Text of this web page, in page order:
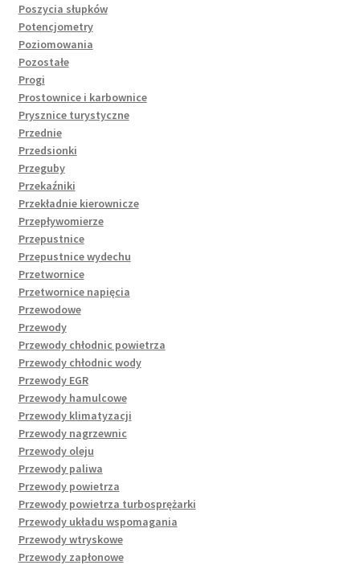
Poszycia słupków
Potencjometry
Poziomowania
Pozostałe
Progi
Prostownice i karbownice
Prysznice turystyczne
Przednie
Przedsionki
Przeguby
Przekaźniki
Przekładnie kierownicze
Przepływomierze
Przepustnice
Przepustnice wydechu
Przetwornice
Przetwornice napięcia
Przewodowe
Przewody
Przewody chłodnic powietrza
Przewody chłodnic wody
Przewody EGR
Przewody hamulcowe
Przewody klimatyzacji
Przewody nagrzewnic
Przewody oleju
Przewody paliwa
Przewody powietrza
Przewody powietrza turbosprężarki
Przewody układu wspomagania
Przewody wtryskowe
Przewody zapłonowe